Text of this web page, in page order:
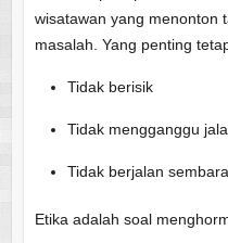
wisatawan yang menonton
masalah. Yang penting
Tidak berisik
Tidak mengganggu
Tidak berjalan
Etika adalah soal